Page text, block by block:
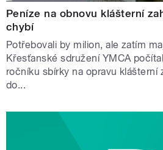
Peníze na obnovu klášterní
chybí
Potřebovali by milion, ale zatím
Křesťanské sdružení YMCA
ročníku sbírky na opravu klášterní
do...